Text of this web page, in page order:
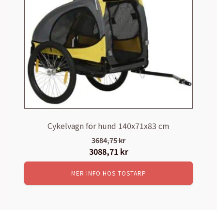
Cykelvagn för hund 140x71x83 cm
3684,75kr
Det
ursprungliga
priset
var:
3088,71 krDet
nuvarande
priset
är:
MER INFO HOS TOSTARP